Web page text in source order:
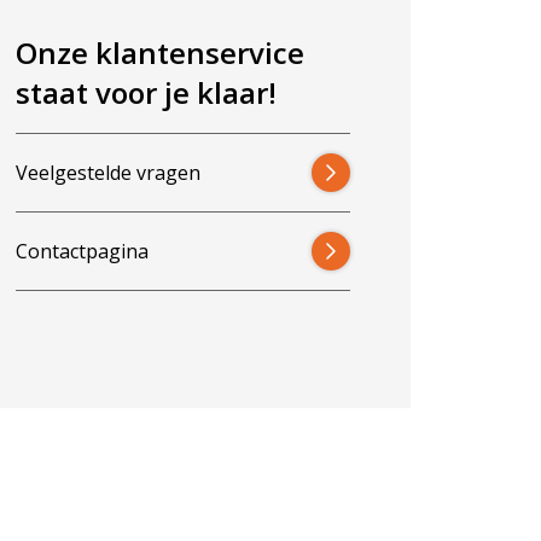
Onze klantenservice
staat voor je klaar!
Veelgestelde vragen
Contactpagina